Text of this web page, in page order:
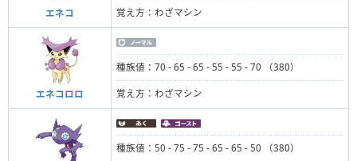
エネコ 覚え方：わざマシン
エネコロロ
種族値：70 - 65 - 65 - 55 - 55 - 70 （380）
覚え方：わざマシン
種族値：50 - 75 - 75 - 65 - 65 - 50 （380）